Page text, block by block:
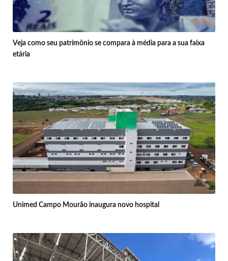
Veja como seu patrimônio se compara à média para a sua faixa
etária
Unimed Campo Mourão inaugura novo hospital